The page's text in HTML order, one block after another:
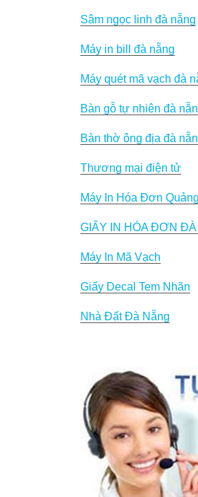
Sâm ngọc linh đà nẵng
Máy in bill đà nẵng
Máy quét mã vạch đà
Bàn gỗ tự nhiên đà
Bàn thờ ông địa đà
Thương mại điện tử
Máy In Hóa Đơn
GIẤY IN HÓA ĐƠN
Máy In Mã Vạch
Giấy Decal Tem Nhãn
Nhà Đất Đà Nẵng